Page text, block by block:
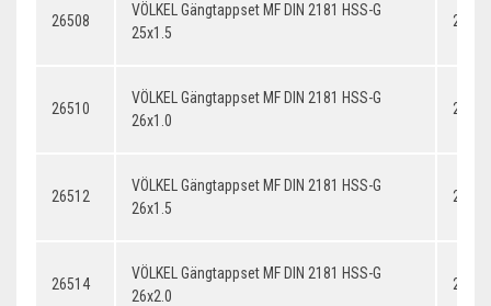
26508
VÖLKEL Gängtappset MF DIN 2181 HSS-G
25x1.5
26510
VÖLKEL Gängtappset MF DIN 2181 HSS-G
26x1.0
26512
VÖLKEL Gängtappset MF DIN 2181 HSS-G
26x1.5
26514
VÖLKEL Gängtappset MF DIN 2181 HSS-G
26x2.0